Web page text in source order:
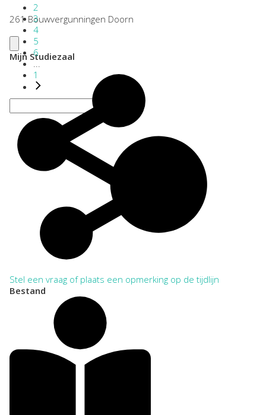
2
3
4
5
6
...
1
261 Bouwvergunningen Doorn
Mijn Studiezaal
Stel een vraag of plaats een opmerking op de tijdlijn
Bestand